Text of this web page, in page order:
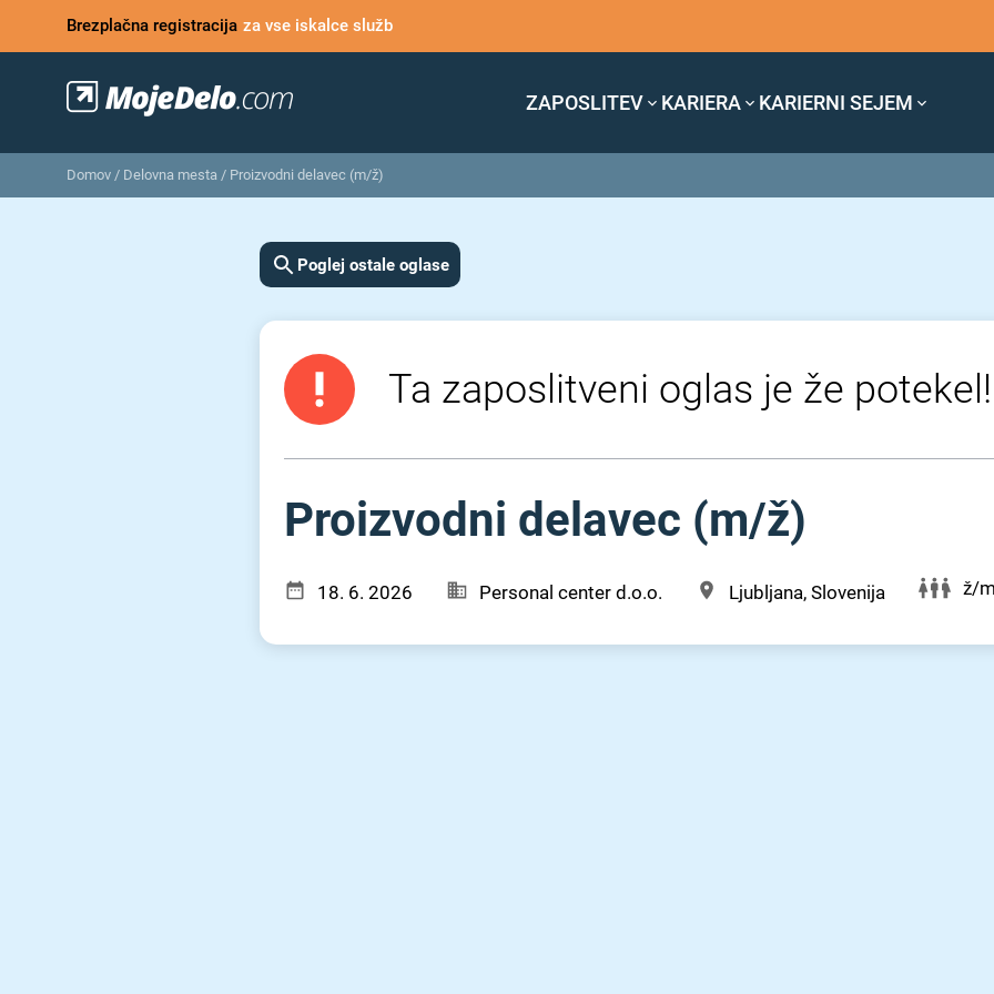
Brezplačna registracija za vse iskalce služb
ZAPOSLITEV KARIERA KARIERNI SEJEM
Domov / Delovna mesta / Proizvodni delavec (m/ž)
Poglej ostale oglase
Ta zaposlitveni oglas je že potekel!
Proizvodni delavec (m⁠/⁠ž)
18. 6. 2026 Personal center d.o.o. Ljubljana, Slovenija ž/